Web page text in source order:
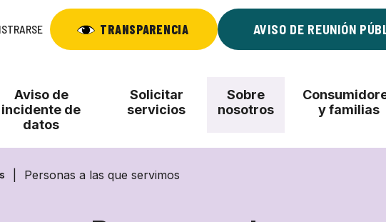
TRANSPARENCIA AVISO DE REUNIÓN
Aviso de
incidente de
datos
Solicitar
servicios
Sobre
nosotros
y familias
Personas a las que servimos